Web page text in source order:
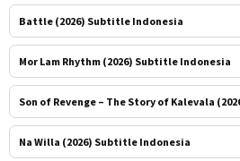
Battle (2026) Subtitle Indonesia
Mor Lam Rhythm (2026) Subtitle Indonesia
Son of Revenge – The Story of Kalevala
Na Willa (2026) Subtitle Indonesia